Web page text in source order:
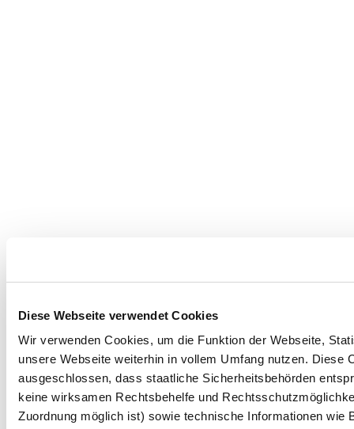
Diese Webseite verwendet Cookies
Wir verwenden Cookies, um die Funktion der Webseite,
unsere Webseite weiterhin in vollem Umfang nutzen.
ausgeschlossen, dass staatliche Sicherheitsbehörden
keine wirksamen Rechtsbehelfe und
Zuordnung möglich ist) sowie technische Informationen